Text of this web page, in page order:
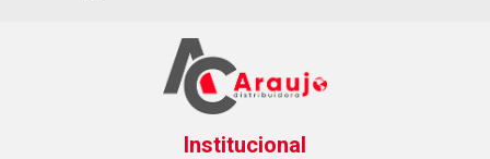
Institucional